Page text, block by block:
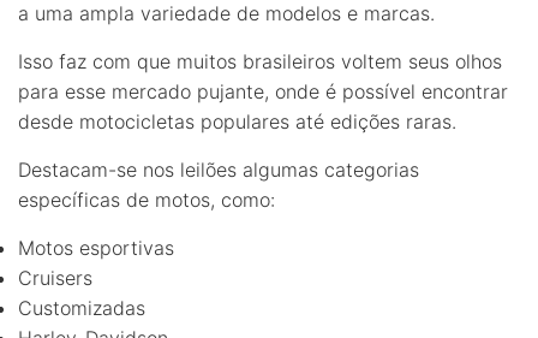
a uma ampla variedade de modelos e marcas.
Isso faz com que muitos brasileiros voltem seus olhos
para esse mercado pujante, onde é possível encontrar
desde motocicletas populares até edições raras.
Destacam-se nos leilões algumas categorias
específicas de motos, como:
Motos esportivas
Cruisers
Customizadas